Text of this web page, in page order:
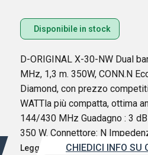
Disponibile in stock
D-ORIGINAL X-30-NW Dual
MHz, 1,3 m. 350W, CONN.N
Diamond, con prezzo
WATTla più compatta, ottima
144/430 MHz Guadagno : 3
350 W. Connettore: N
Leggi di più CHIEDICI INFO SU